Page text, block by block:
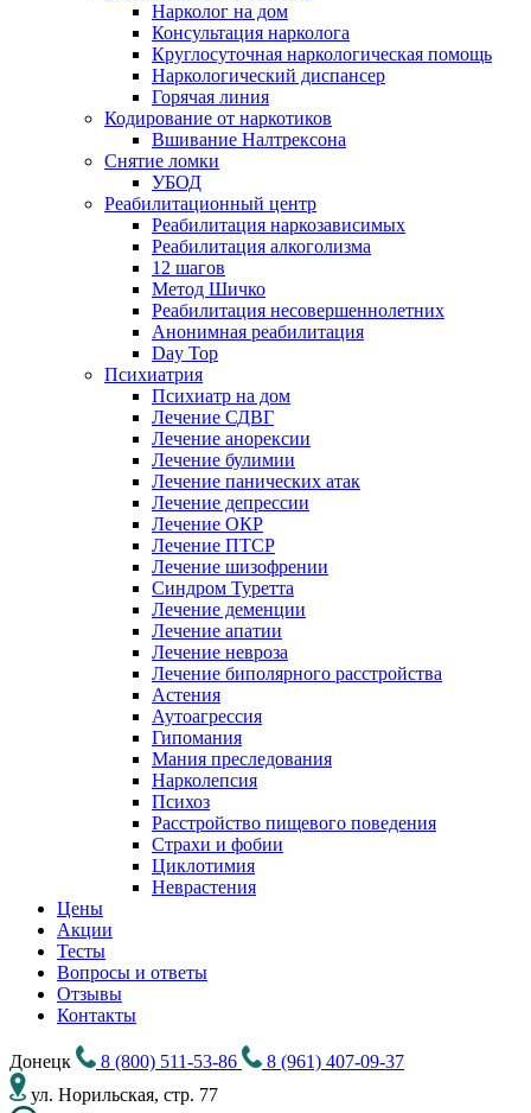
Нарколог на дом
Консультация нарколога
Круглосуточная наркологическая помощь
Наркологический диспансер
Горячая линия
Кодирование от наркотиков
Вшивание Налтрексона
Снятие ломки
УБОД
Реабилитационный центр
Реабилитация наркозависимых
Реабилитация алкоголизма
12 шагов
Метод Шичко
Реабилитация несовершеннолетних
Анонимная реабилитация
Day Top
Психиатрия
Психиатр на дом
Лечение СДВГ
Лечение анорексии
Лечение булимии
Лечение панических атак
Лечение депрессии
Лечение ОКР
Лечение ПТСР
Лечение шизофрении
Синдром Туретта
Лечение деменции
Лечение апатии
Лечение невроза
Лечение биполярного расстройства
Астения
Аутоагрессия
Гипомания
Мания преследования
Нарколепсия
Психоз
Расстройство пищевого поведения
Cтрахи и фобии
Циклотимия
Неврастения
Цены
Акции
Тесты
Вопросы и ответы
Отзывы
Контакты
Донецк 8 (800) 511-53-86
8 (961) 407-09-37
ул. Норильская, стр. 77